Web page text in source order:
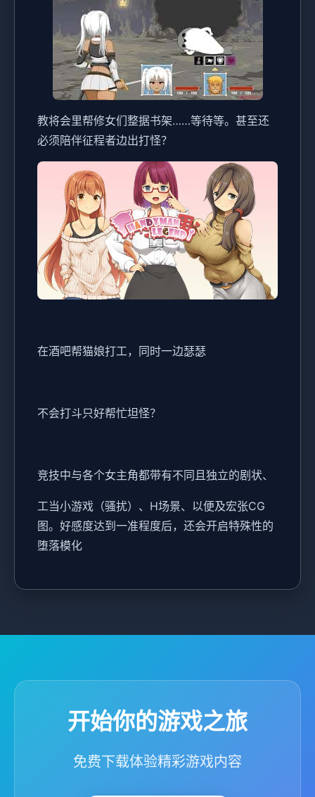
教将会里帮修女们整据书架……等待等。甚至还
必须陪伴征程者边出打怪？
在酒吧帮猫娘打工，同时一边瑟瑟
不会打斗只好帮忙坦怪？
竞技中与各个女主角都带有不同且独立的剧状、
工当小游戏（骚扰）、H场景、以便及宏张CG
图。好感度达到一准程度后，还会开启特殊性的
堕落模化
开始你的游戏之旅
免费下载体验精彩游戏内容